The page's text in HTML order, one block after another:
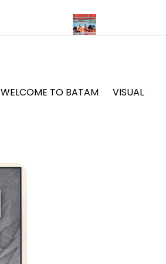
WELCOME TO BATAM VISUAL